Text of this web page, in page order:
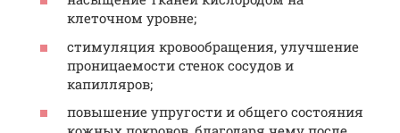
клеточном уровне;
стимуляция кровообращения, улучшение
проницаемости стенок сосудов и
капилляров;
повышение упругости и общего состояния